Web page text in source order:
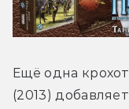
Ещё одна
(2013)